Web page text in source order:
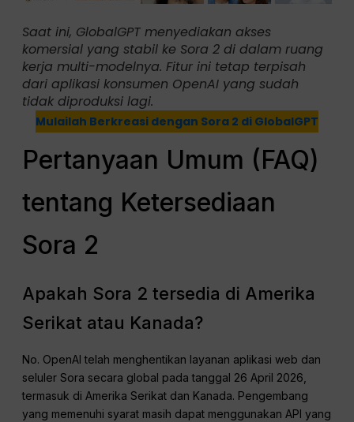
Saat ini, GlobalGPT menyediakan akses
komersial yang stabil ke Sora 2 di dalam ruang
kerja multi-modelnya. Fitur ini tetap terpisah
dari aplikasi konsumen OpenAI yang sudah
tidak diproduksi lagi.
Mulailah Berkreasi dengan Sora 2 di GlobalGPT
Pertanyaan Umum (FAQ)
tentang Ketersediaan
Sora 2
Apakah Sora 2 tersedia di Amerika
Serikat atau Kanada?
No. OpenAI telah menghentikan layanan aplikasi web dan
seluler Sora secara global pada tanggal 26 April 2026,
termasuk di Amerika Serikat dan Kanada. Pengembang
yang memenuhi syarat masih dapat menggunakan API yang